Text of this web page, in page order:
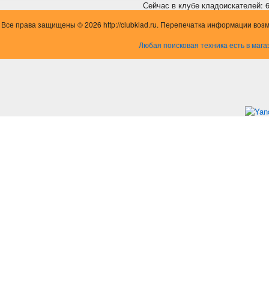
Сейчас в клубе кладоискателей:
Все права защищены © 2026 http://clubklad.ru. Перепечатка информации
Любая поисковая техника есть в